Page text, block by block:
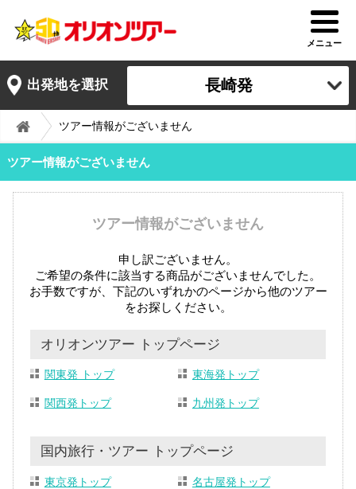
メニュー
出発地を選択 長崎発
ツアー情報がございません
ツアー情報がございません
ツアー情報がございません
申し訳ございません。
ご希望の条件に該当する商品がございませんでした。
お手数ですが、下記のいずれかのページから他のツアー
をお探しください。
オリオンツアー トップページ
関東発 トップ 東海発トップ
関西発トップ 九州発トップ
国内旅行・ツアー トップページ
東京発トップ 名古屋発トップ